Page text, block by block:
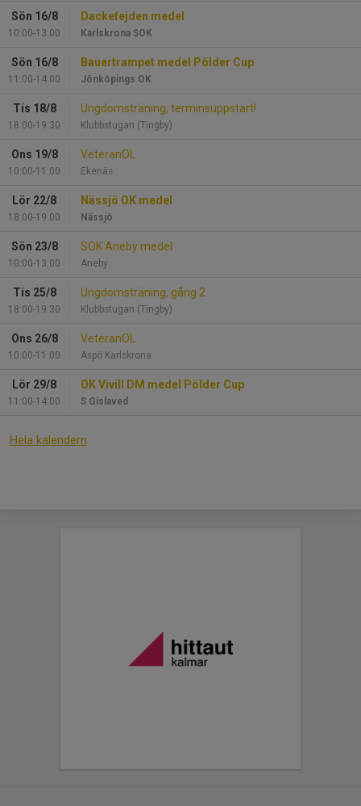
Sön 16/8
10:00-13:00
Dackefejden medel
Karlskrona SOK
Sön 16/8
11:00-14:00
Bauertrampet medel Pölder Cup
Jönköpings OK
Tis 18/8
18:00-19:30
Ungdomsträning, terminsuppstart!
Klubbstugan (Tingby)
Ons 19/8
10:00-11:00
VeteranOL
Ekenäs
Lör 22/8
18:00-19:00
Nässjö OK medel
Nässjö
Sön 23/8
10:00-13:00
SOK Aneby medel
Aneby
Tis 25/8
18:00-19:30
Ungdomsträning, gång 2
Klubbstugan (Tingby)
Ons 26/8
10:00-11:00
VeteranOL
Aspö Karlskrona
Lör 29/8
11:00-14:00
OK Vivill DM medel Pölder Cup
S Gislaved
Hela kalendern